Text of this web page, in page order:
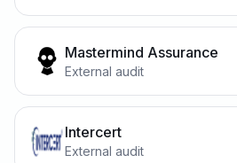
Mastermind Assurance
External audit
Intercert
External audit